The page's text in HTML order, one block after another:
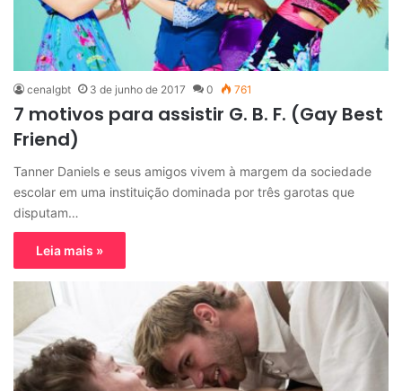
cenalgbt 3 de junho de 2017 0 761
7 motivos para assistir G. B. F. (Gay Best
Friend)
Tanner Daniels e seus amigos vivem à margem da sociedade
escolar em uma instituição dominada por três garotas que
disputam…
Leia mais »